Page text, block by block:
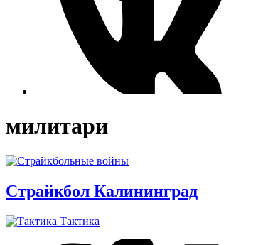
милитари
Страйкбол Калининград
Тактика